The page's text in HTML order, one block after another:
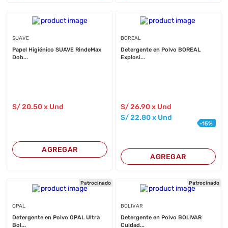
SUAVE
Papel Higiénico SUAVE RindeMax
Dob...
S/20.50 x Und
AGREGAR
BOREAL
Detergente en Polvo BOREAL
Explosi...
S/26.90x Und
S/22.80x Und
-15%
AGREGAR
Patrocinado
OPAL
Detergente en Polvo OPAL Ultra
Bol...
Patrocinado
BOLIVAR
Detergente en Polvo BOLIVAR
Cuidad...